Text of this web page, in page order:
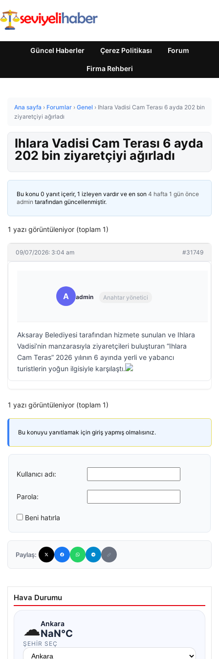
Güncel Haberler Çerez Politikası Forum
Firma Rehberi
Ana sayfa › Forumlar › Genel › Ihlara Vadisi Cam Terası 6 ayda 202 bin
ziyaretçiyi ağırladı
Ihlara Vadisi Cam Terası 6 ayda
202 bin ziyaretçiyi ağırladı
Bu konu 0 yanıt içerir, 1 izleyen vardır ve en son 4 hafta 1 gün önce
admin tarafından güncellenmiştir.
1 yazı görüntüleniyor (toplam 1)
09/07/2026: 3:04 am #31749
A admin Anahtar yönetici
Aksaray Belediyesi tarafından hizmete sunulan ve Ihlara
Vadisi’nin manzarasıyla ziyaretçileri buluşturan “Ihlara
Cam Teras” 2026 yılının 6 ayında yerli ve yabancı
turistlerin yoğun ilgisiyle karşılaştı.
1 yazı görüntüleniyor (toplam 1)
Bu konuyu yanıtlamak için giriş yapmış olmalısınız.
Kullanıcı adı:
Parola:
Beni hatırla
Paylaş:
Hava Durumu
☁Ankara
NaN°C
ŞEHIR SEÇ